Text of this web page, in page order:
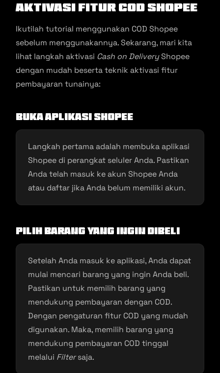
Aktivasi Fitur COD Shopee
Ikutilah tutorial menggunakan COD Shopee
sebelum menggunakannya. Sekarang, mari kita
lihat langkah aktivasi Cash on DeliveryShopee
dengan mudah beserta teknik aktivasi fitur
pembayaran tunainya:
Buka Aplikasi Shopee
Langkah pertama adalah membuka aplikasi
Shopee di perangkat seluler Anda. Pastikan
Anda telah masuk ke akun Shopee Anda
atau daftar jika Anda belum memiliki akun.
Pilih Barang yang Ingin Dibeli
Setelah Anda masuk ke aplikasi, Anda dapat
mulai mencari barang yang ingin Anda beli.
Pastikan untuk memilih barang yang
mendukung pembayaran dengan COD.
Dengan pengaturan fitur COD yang mudah
digunakan. Maka, memilih barang yang
mendukung pembayaran COD tinggal
melalui Filtersaja.